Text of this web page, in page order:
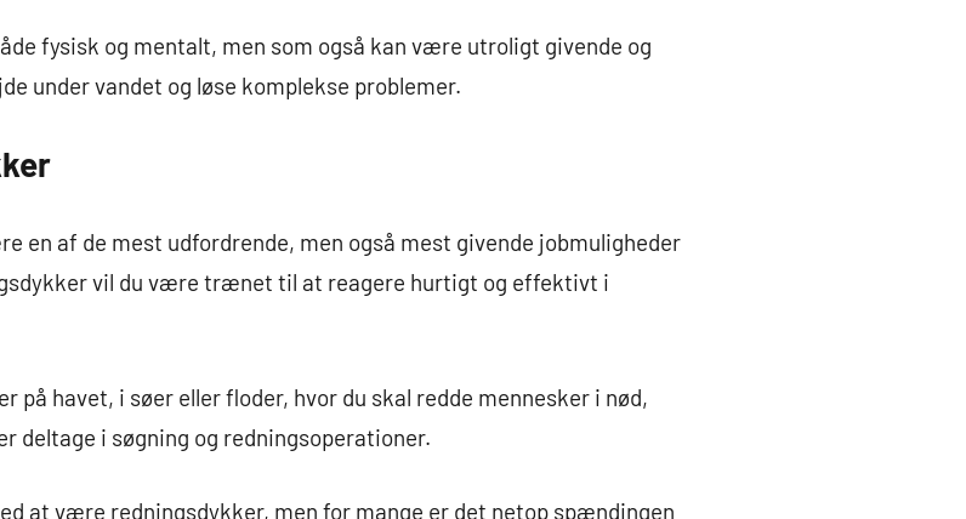
fysisk og mentalt, men som også kan være utroligt givende og
under vandet og løse komplekse problemer.
en af de mest udfordrende, men også mest givende jobmuligheder
vil du være trænet til at reagere hurtigt og effektivt i
på havet, i søer eller floder, hvor du skal redde mennesker i nød,
deltage i søgning og redningsoperationer.
at være redningsdykker, men for mange er det netop spændingen